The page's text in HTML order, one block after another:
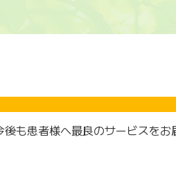
も患者様へ最良のサービスを